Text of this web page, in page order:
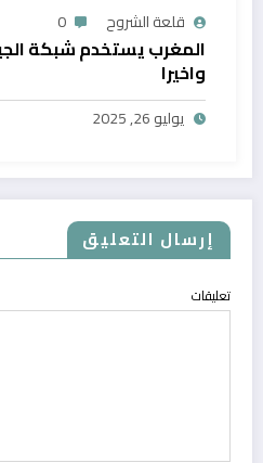
قلعة الشروح 0
واخيرا
يوليو 26, 2025
إرسال التعليق
تعليقات